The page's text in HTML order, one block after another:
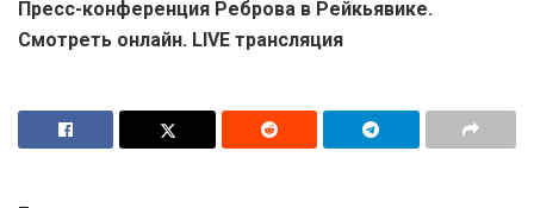
Пресс-конференция Реброва в Рейкьявике.
Смотреть онлайн. LIVE трансляция